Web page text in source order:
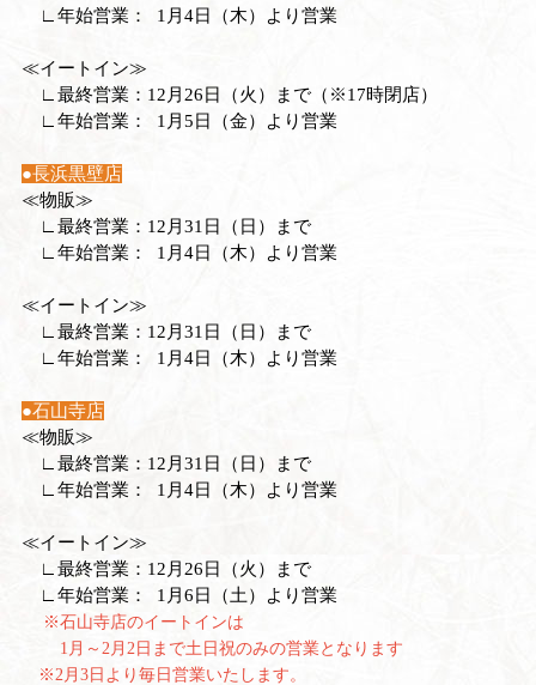
∟年始営業： 1月4日（木）より営業
≪イートイン≫
∟最終営業：12月26日（火）まで（※17時閉店）
∟年始営業： 1月5日（金）より営業
●長浜黒壁店
≪物販≫
∟最終営業：12月31日（日）まで
∟年始営業： 1月4日（木）より営業
≪イートイン≫
∟最終営業：12月31日（日）まで
∟年始営業： 1月4日（木）より営業
●石山寺店
≪物販≫
∟最終営業：12月31日（日）まで
∟年始営業： 1月4日（木）より営業
≪イートイン≫
∟最終営業：12月26日（火）まで
∟年始営業： 1月6日（土）より営業
※石山寺店のイートインは
1月～2月2日まで土日祝のみの営業となります
※2月3日より毎日営業いたします。